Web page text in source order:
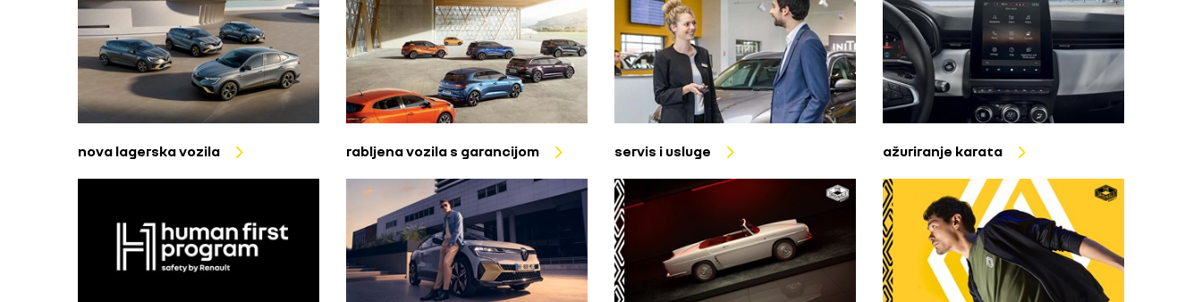
nova lagerska vozila rabljena vozila s garancijom servis i usluge ažuriranje karata